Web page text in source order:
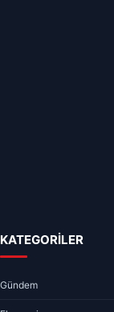
KATEGORİLER
Gündem